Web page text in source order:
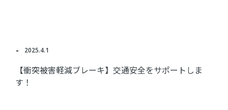
2025.4.1
【衝突被害軽減ブレーキ】交通安全をサポートしま
す！